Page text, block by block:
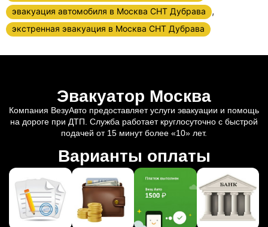
эвакуация автомобиля в Москва СНТ Дубрава ,
экстренная эвакуация в Москва СНТ Дубрава
Эвакуатор Москва
Компания ВезуАвто предоставляет услуги эвакуации и помощь
на дороге при ДТП. Служба работает круглосуточно с быстрой
подачей от 15 минут более «10» лет.
Варианты оплаты